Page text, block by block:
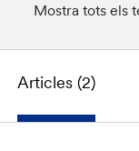
Mostra tots els
Articles (2)